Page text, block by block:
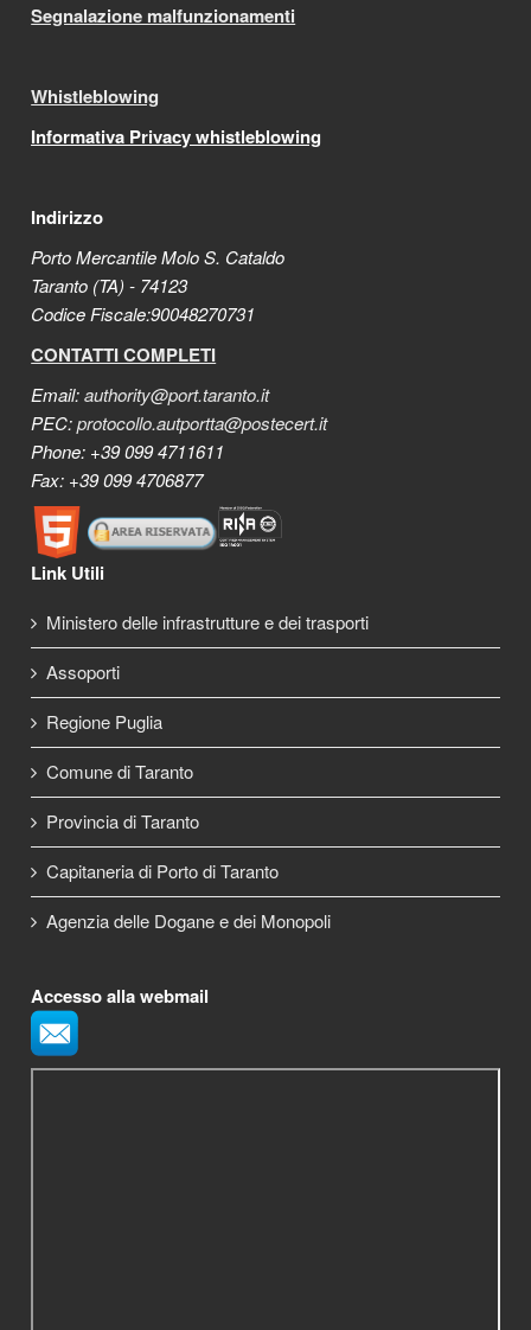
Segnalazione malfunzionamenti
Whistleblowing
Informativa Privacy whistleblowing
Indirizzo
Porto Mercantile Molo S. Cataldo
Taranto (TA) - 74123
Codice Fiscale:90048270731
CONTATTI COMPLETI
Email:authority@port.taranto.it
PEC:protocollo.autportta@postecert.it
Phone: +39 099 4711611
Fax: +39 099 4706877
Link Utili
Ministero delle infrastrutture e dei trasporti
Assoporti
Regione Puglia
Comune di Taranto
Provincia di Taranto
Capitaneria di Porto di Taranto
Agenzia delle Dogane e dei Monopoli
Accesso alla webmail